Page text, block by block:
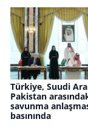
Türkiye, Suudi
Pakistan
savunma
basınında